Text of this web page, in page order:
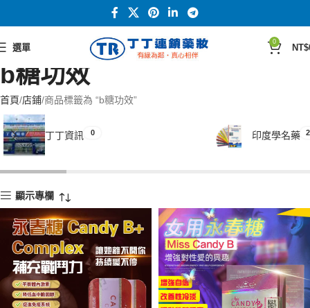
選單
0
NT$
b糖功效
首頁 店鋪 商品標籤為 “b糖功效”
丁丁資訊 0 印度學名藥
顯示專欄